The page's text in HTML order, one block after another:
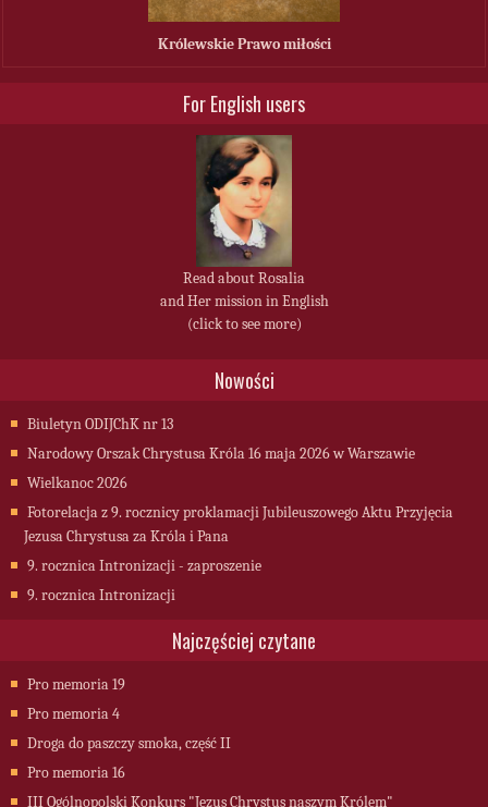
Królewskie Prawo miłości
For English users
Read about Rosalia
and Her mission in English
(click to see more)
Nowości
Biuletyn ODIJChK nr 13
Narodowy Orszak Chrystusa Króla 16 maja 2026 w Warszawie
Wielkanoc 2026
Fotorelacja z 9. rocznicy proklamacji Jubileuszowego Aktu Przyjęcia
Jezusa Chrystusa za Króla i Pana
9. rocznica Intronizacji - zaproszenie
9. rocznica Intronizacji
Najczęściej czytane
Pro memoria 19
Pro memoria 4
Droga do paszczy smoka, część II
Pro memoria 16
III Ogólnopolski Konkurs "Jezus Chrystus naszym Królem"